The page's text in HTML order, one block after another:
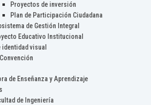
Proyectos de inversión
Plan de Participación Ciudadana
de Gestión Integral
Educativo Institucional
identidad visual
de Enseñanza y Aprendizaje
de Ingeniería